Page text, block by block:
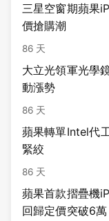
三星空窗期蘋果
價搶購潮
86 天
大立光領軍光學
動漲勢
86 天
蘋果轉單Intel代
緊絞
86 天
蘋果首款摺疊機
回歸定價突破6萬